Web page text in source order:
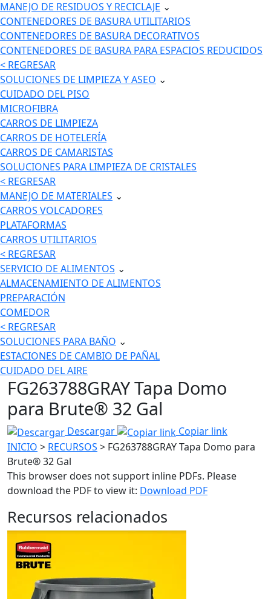
MANEJO DE RESIDUOS Y RECICLAJE ⌄
CONTENEDORES DE BASURA UTILITARIOS
CONTENEDORES DE BASURA DECORATIVOS
CONTENEDORES DE BASURA PARA ESPACIOS REDUCIDOS
< REGRESAR
SOLUCIONES DE LIMPIEZA Y ASEO ⌄
CUIDADO DEL PISO
MICROFIBRA
CARROS DE LIMPIEZA
CARROS DE HOTELERÍA
CARROS DE CAMARISTAS
SOLUCIONES PARA LIMPIEZA DE CRISTALES
< REGRESAR
MANEJO DE MATERIALES ⌄
CARROS VOLCADORES
PLATAFORMAS
CARROS UTILITARIOS
< REGRESAR
SERVICIO DE ALIMENTOS ⌄
ALMACENAMIENTO DE ALIMENTOS
PREPARACIÓN
COMEDOR
< REGRESAR
SOLUCIONES PARA BAÑO ⌄
ESTACIONES DE CAMBIO DE PAÑAL
CUIDADO DEL AIRE
FG263788GRAY Tapa Domo
para Brute® 32 Gal
Descargar
Copiar link
INICIO > RECURSOS > FG263788GRAY Tapa Domo para
Brute® 32 Gal
This browser does not support inline PDFs. Please
download the PDF to view it: Download PDF
Recursos relacionados